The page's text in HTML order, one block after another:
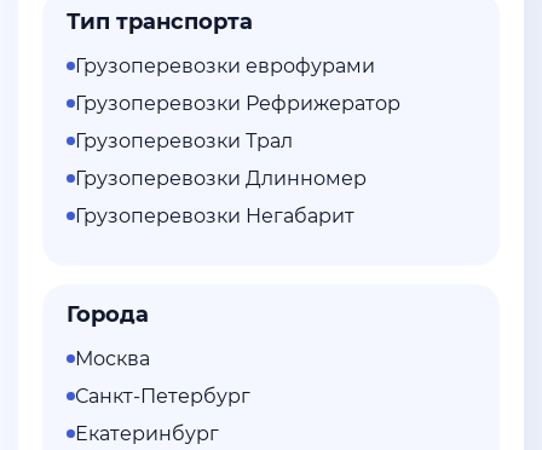
Тип транспорта
Грузоперевозки еврофурами
Грузоперевозки Рефрижератор
Грузоперевозки Трал
Грузоперевозки Длинномер
Грузоперевозки Негабарит
Города
Москва
Санкт-Петербург
Екатеринбург